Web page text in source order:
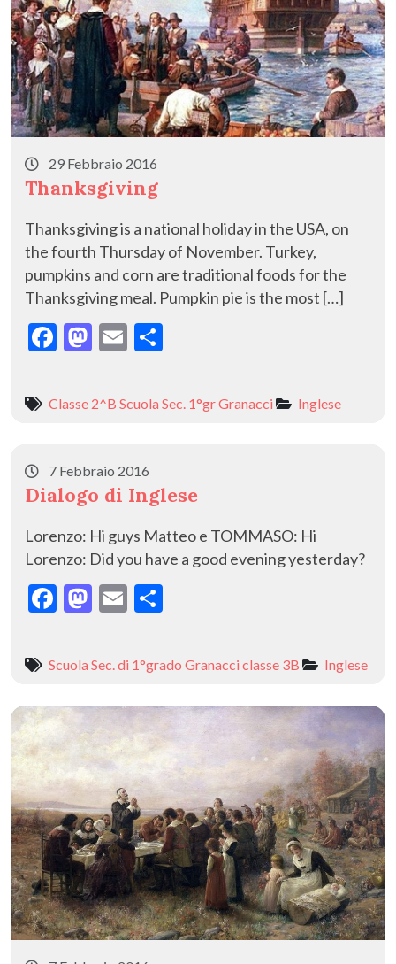
29 Febbraio 2016
Thanksgiving
Thanksgiving is a national holiday in the USA, on
the fourth Thursday of November. Turkey,
pumpkins and corn are traditional foods for the
Thanksgiving meal. Pumpkin pie is the most […]
F
e
o
k
M
to
n
E
ai n
di
Classe 2^B Scuola Sec. 1°gr Granacci Inglese
7 Febbraio 2016
Dialogo di Inglese
Lorenzo: Hi guys Matteo e TOMMASO: Hi
Lorenzo: Did you have a good evening yesterday?
F
e
o
o
k
M
to
o
n
E
ai n
vi
di
Scuola Sec. di 1°grado Granacci classe 3B Inglese